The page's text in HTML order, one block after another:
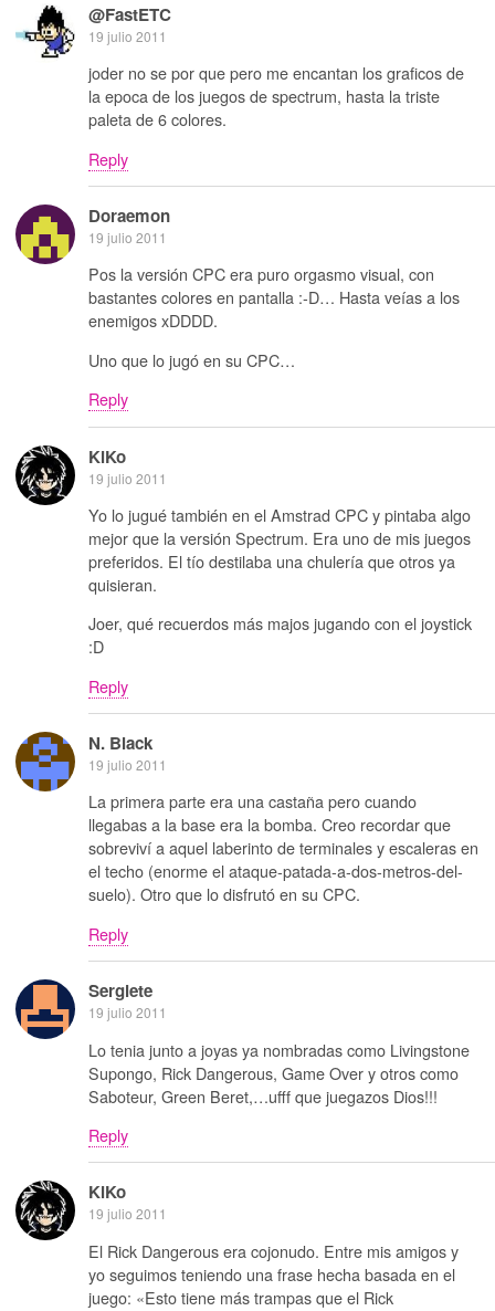
@FastETC
19 julio 2011
joder no se por que pero me encantan los graficos de
la epoca de los juegos de spectrum, hasta la triste
paleta de 6 colores.
Reply
Doraemon
19 julio 2011
Pos la versión CPC era puro orgasmo visual, con
bastantes colores en pantalla :-D… Hasta veías a los
enemigos xDDDD.
Uno que lo jugó en su CPC…
Reply
KiKo
19 julio 2011
Yo lo jugué también en el Amstrad CPC y pintaba algo
mejor que la versión Spectrum. Era uno de mis juegos
preferidos. El tío destilaba una chulería que otros ya
quisieran.
Joer, qué recuerdos más majos jugando con el joystick
:D
Reply
N. Black
19 julio 2011
La primera parte era una castaña pero cuando
llegabas a la base era la bomba. Creo recordar que
sobreviví a aquel laberinto de terminales y escaleras en
el techo (enorme el ataque-patada-a-dos-metros-del-
suelo). Otro que lo disfrutó en su CPC.
Reply
Sergiete
19 julio 2011
Lo tenia junto a joyas ya nombradas como Livingstone
Supongo, Rick Dangerous, Game Over y otros como
Saboteur, Green Beret,…ufff que juegazos Dios!!!
Reply
KiKo
19 julio 2011
El Rick Dangerous era cojonudo. Entre mis amigos y
yo seguimos teniendo una frase hecha basada en el
juego: «Esto tiene más trampas que el Rick